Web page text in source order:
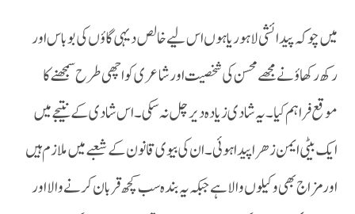
میں چوکہ پیدائشی لاہوریا ہوں اس لیے خالص دیہی گاؤں کی بو باس اور
رکھ رکھاؤ نے مجھے محسن کی شخصیت اور شاعری کو اچھی طرح سمجھنے کا
موقع فراہم کیا۔ یہ شادی زیادہ دیر چل نہ سکی۔ اس شادی کے نتیجے میں
ایک بیٹی ایمن زھرا پیدا ہوئی۔ ان کی بیوی قانون کے شعبے میں ملازم ہیں
اور مزاج بھی وکیلوں والا ہے جبکہ یہ بندہ سب کچھ قربان کرنے والا اور